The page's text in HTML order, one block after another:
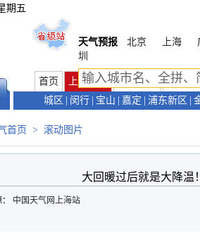
期五
天气预报
北京 上海
圳
首页 上海首页 天气预报 天气预
城区
闵行 宝山 嘉定 浦东新区
首页 > 滚动图片
大回暖过后就是大降温！
中国天气网上海站